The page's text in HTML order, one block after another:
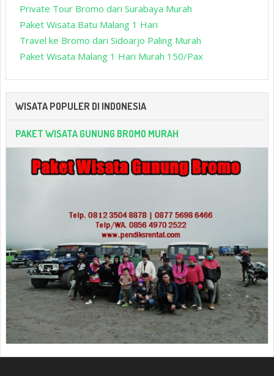
Private Tour Bromo dari Surabaya Murah
Paket Wisata Batu Malang 1 Hari
Travel ke Bromo dari Sidoarjo Paling Murah
Paket Wisata Malang 1 Hari Murah 150/Pax
WISATA POPULER DI INDONESIA
PAKET WISATA GUNUNG BROMO MURAH